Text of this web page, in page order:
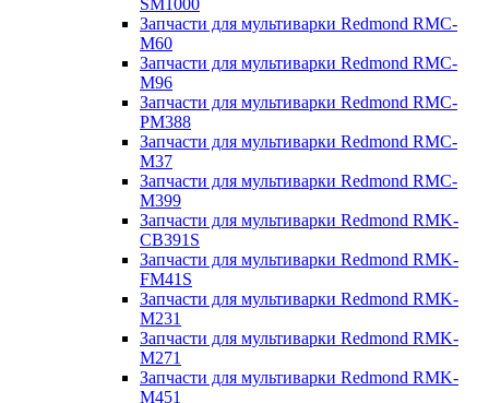
SM1000
Запчасти для мультиварки Redmond RMC-
M60
Запчасти для мультиварки Redmond RMC-
M96
Запчасти для мультиварки Redmond RMC-
PM388
Запчасти для мультиварки Redmond RMC-
M37
Запчасти для мультиварки Redmond RMC-
M399
Запчасти для мультиварки Redmond RMK-
CB391S
Запчасти для мультиварки Redmond RMK-
FM41S
Запчасти для мультиварки Redmond RMK-
M231
Запчасти для мультиварки Redmond RMK-
M271
Запчасти для мультиварки Redmond RMK-
M451